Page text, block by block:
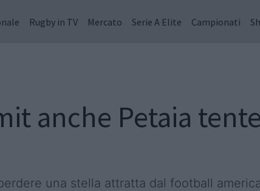
Rugby in TV Mercato Serie A Elite Campionati
anche Petaia
una stella attratta dal football